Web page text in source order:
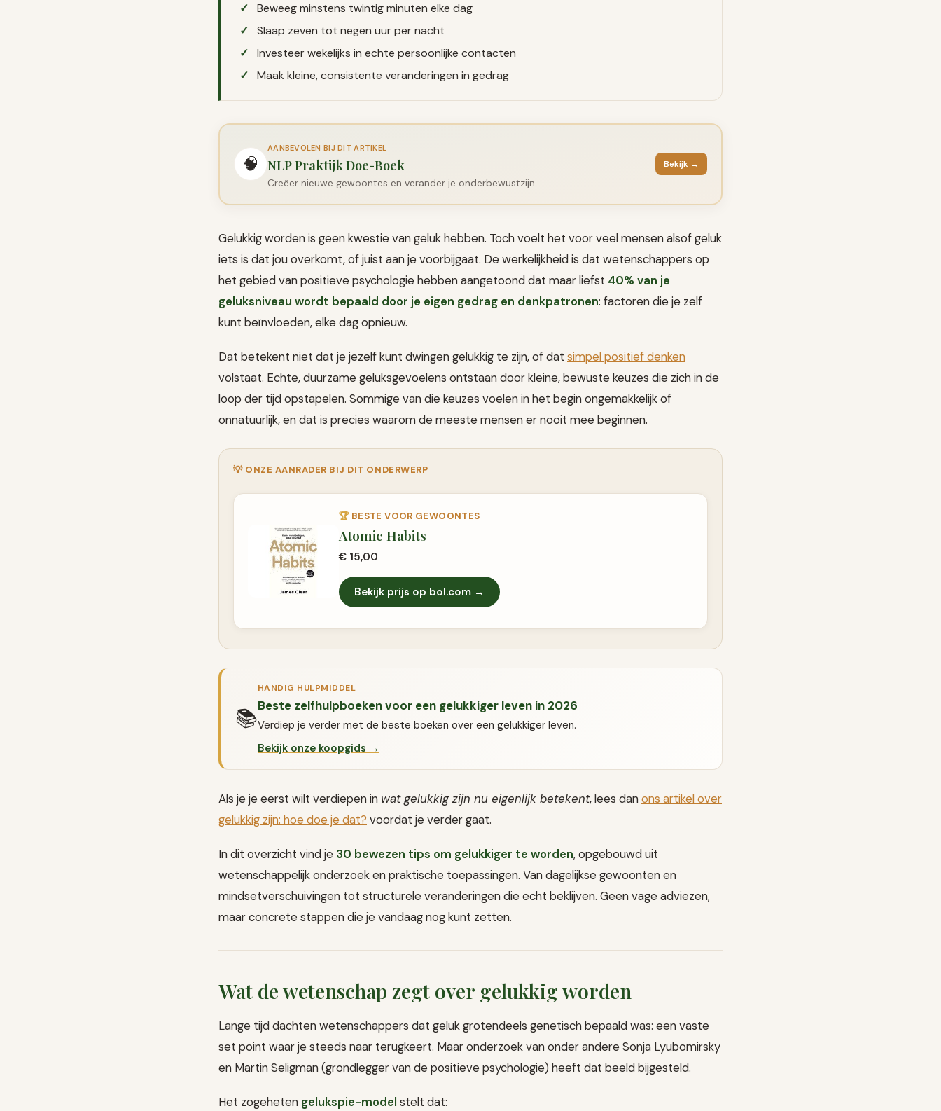
Beweeg minstens twintig minuten elke dag
Slaap zeven tot negen uur per nacht
Investeer wekelijks in echte persoonlijke contacten
Maak kleine, consistente veranderingen in gedrag
🧠
AANBEVOLEN BIJ DIT ARTIKEL
NLP Praktijk Doe-Boek
Creëer nieuwe gewoontes en verander je onderbewustzijn
Bekijk →
Gelukkig worden is geen kwestie van geluk hebben. Toch voelt het voor veel mensen alsof geluk
iets is dat jou overkomt, of juist aan je voorbijgaat. De werkelijkheid is dat wetenschappers op
het gebied van positieve psychologie hebben aangetoond dat maar liefst 40% van je
geluksniveau wordt bepaald door je eigen gedrag en denkpatronen: factoren die je zelf
kunt beïnvloeden, elke dag opnieuw.
Dat betekent niet dat je jezelf kunt dwingen gelukkig te zijn, of dat simpel positief denken
volstaat. Echte, duurzame geluksgevoelens ontstaan door kleine, bewuste keuzes die zich in de
loop der tijd opstapelen. Sommige van die keuzes voelen in het begin ongemakkelijk of
onnatuurlijk, en dat is precies waarom de meeste mensen er nooit mee beginnen.
💡 ONZE AANRADER BIJ DIT ONDERWERP
🏆BESTE VOOR GEWOONTES
Atomic Habits
€ 15,00
Bekijk prijs op bol.com →
📚
HANDIG HULPMIDDEL
Beste zelfhulpboeken voor een gelukkiger leven in 2026
Verdiep je verder met de beste boeken over een gelukkiger leven.
Bekijk onze koopgids →
Als je je eerst wilt verdiepen in wat gelukkig zijn nu eigenlijk betekent, lees danons artikel over
gelukkig zijn: hoe doe je dat? voordat je verder gaat.
In dit overzicht vind je 30 bewezen tips om gelukkiger te worden, opgebouwd uit
wetenschappelijk onderzoek en praktische toepassingen. Van dagelijkse gewoonten en
mindsetverschuivingen tot structurele veranderingen die echt beklijven. Geen vage adviezen,
maar concrete stappen die je vandaag nog kunt zetten.
Wat de wetenschap zegt over gelukkig worden
Lange tijd dachten wetenschappers dat geluk grotendeels genetisch bepaald was: een vaste
set point waar je steeds naar terugkeert. Maar onderzoek van onder andere Sonja Lyubomirsky
en Martin Seligman (grondlegger van de positieve psychologie) heeft dat beeld bijgesteld.
Het zogeheten gelukspie-model stelt dat: